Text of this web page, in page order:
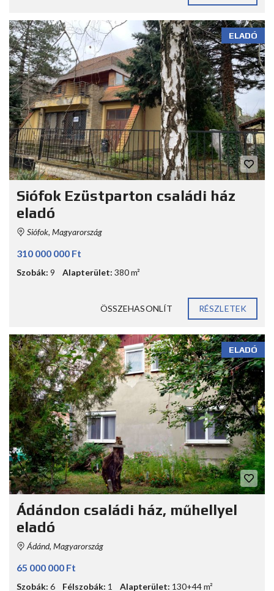
ELADÓ
Siófok Ezüstparton családi ház
eladó
Siófok, Magyarország
310 000 000 Ft
Szobák: 9 Alapterület: 380 m²
ÖSSZEHASONLÍT RÉSZLETEK
ELADÓ
Ádándon családi ház, műhellyel
eladó
Ádánd, Magyarország
65 000 000 Ft
Szobák: 6 Félszobák: 1 Alapterület: 130+44 m²